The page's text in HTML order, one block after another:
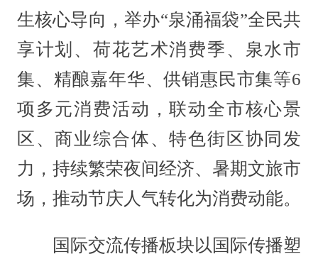
生核心导向，举办“泉涌福袋”全民共
享计划、荷花艺术消费季、泉水市
集、精酿嘉年华、供销惠民市集等6
项多元消费活动，联动全市核心景
区、商业综合体、特色街区协同发
力，持续繁荣夜间经济、暑期文旅市
场，推动节庆人气转化为消费动能。
国际交流传播板块以国际传播塑